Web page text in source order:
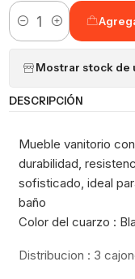
Cantidad
Mostrar stock de
DESCRIPCIÓN
Mueble vanitorio
durabilidad,
sofisticado, ideal
baño
Color del cuarzo :
Distribucion : 3